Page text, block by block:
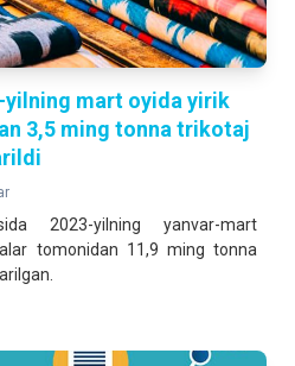
yilning mart oyida yirik
3,5 ming tonna trikotaj
2023-yilning yanvar-mart
tomonidan 11,9 ming tonna